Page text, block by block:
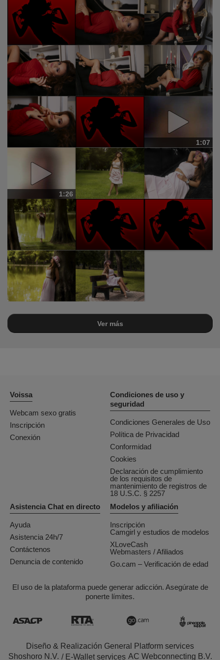
1:07
1:26
Ver más
Voissa
Webcam sexo gratis
Inscripción
Conexión
Condiciones de uso y
seguridad
Condiciones Generales de Uso
Política de Privacidad
Conformidad
Cookies
Declaración de cumplimiento
de los requisitos de
mantenimiento de registros de
18 U.S.C. § 2257
Asistencia Chat en directo
Ayuda
Asistencia 24h/7
Contáctenos
Denuncia de contenido
Modelos y afiliación
Inscripción
Camgirl y estudios de modelos
XLoveCash
Webmasters / Afiliados
Go.cam – Verificación de edad
El uso de la plataforma puede generar adicción. Asegúrate de
ponerte límites.
Diseño & Realización General Platform services
/ E-Wallet services